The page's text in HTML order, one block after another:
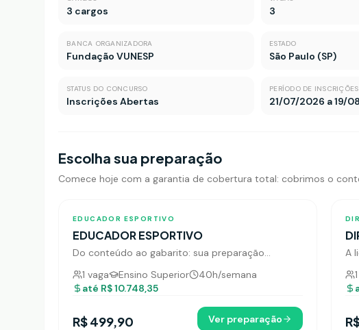
3 cargos 3
BANCA ORGANIZADORA
Fundação VUNESP
ESTADO
São Paulo (SP)
STATUS DO CONCURSO
Inscrições Abertas
PERÍODO DE INSCRIÇÕES
21/07/2026 a 19/
Escolha sua preparação
Comece hoje com a garantia de cobertura total: cobrimos o
158 tópicos
EDUCADOR ESPORTIVO
EDUCADOR ESPORTIVO
Do conteúdo ao gabarito: sua preparação
1 vaga Ensino Superior 40h/semana
até R$ 10.748,35
R$ 499,90 Ver preparação
A
1